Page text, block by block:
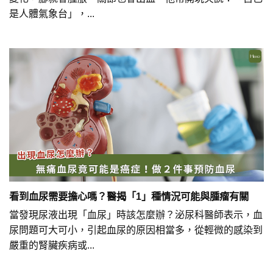
是人體氣象台」，...
看到血尿需要擔心嗎？醫揭「1」種情況可能與腫瘤有關
當發現尿液出現「血尿」時該怎麼辦？泌尿科醫師表示，血
尿問題可大可小，引起血尿的原因相當多，從輕微的感染到
嚴重的腎臟疾病或...